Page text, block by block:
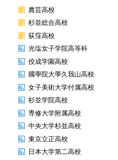
農芸高校
杉並総合高校
荻窪高校
光塩女子学院高等科
佼成学園高校
國學院大學久我山高校
女子美術大学付属高校
杉並学院高校
専修大学附属高校
中央大学杉並高校
東京立正高校
日本大学第二高校